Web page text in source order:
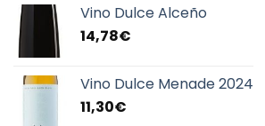
Vino Dulce Alceño
14,78€
Vino Dulce Menade 2024
11,30€